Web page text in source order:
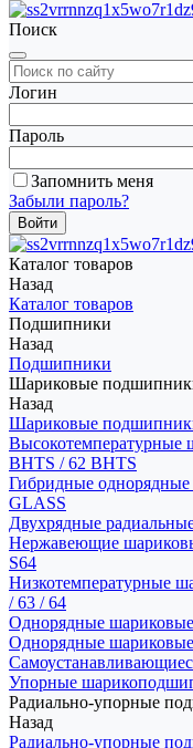
Поиск
Логин
Пароль
Запомнить меня
Забыли пароль?
Каталог товаров
Назад
Каталог товаров
Подшипники
Назад
Подшипники
Шариковые
Назад
Шариковые
Высокотемпературные
BHTS / 62 BHTS
Гибридные
GLASS
Двухрядные
Нержавеющие
S64
Низкотемпературные
/ 63 / 64
Однорядные
Однорядные
Упорные
Радиально-упорные
Назад
Радиально-упорные